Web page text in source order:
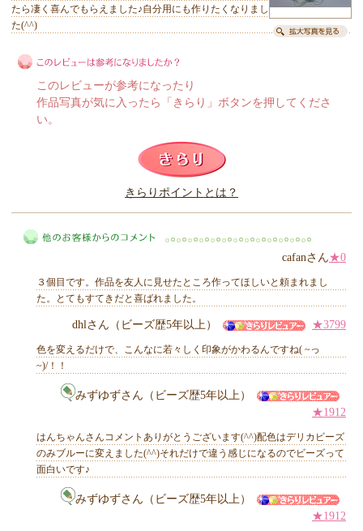
たら凄く喜んでもらえました♪自分用にも作りたくなりまし
た(^^)
このレビューは参考になりましたか？
このレビューが参考になったり
作品写真が気に入ったら「きらり」ボタンを押してくださ
い。
きらりポイントとは？
他のお客様からのコメント
cafanさん★0
３個目です。作品を友人に見せたところ作ってほしいと頼まれまし
た。とてもすてきだと喜ばれました。
dhlさん（ビーズ歴5年以上） ★3799
色を変えるだけで、こんなに若々しく印象がかわるんですね( ~っ
~)/！！
みずゆずさん（ビーズ歴5年以上）
★1912
はんちゃんさんコメントありがとうございます(^^)配色はデリカビーズ
のみブルーに変えました(^^)それだけで違う感じになるのでビーズって
面白いです♪
みずゆずさん（ビーズ歴5年以上）
★1912